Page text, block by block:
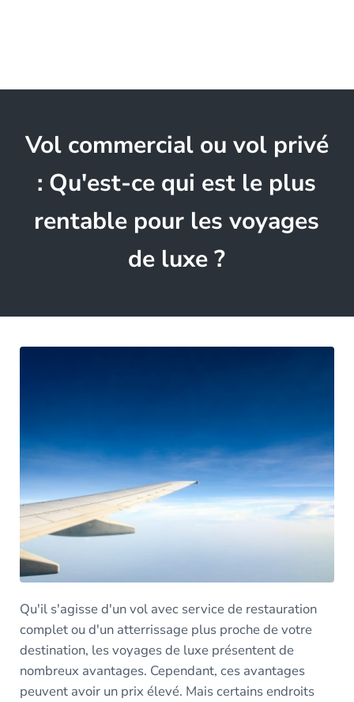
Vol commercial ou vol privé
: Qu'est-ce qui est le plus
rentable pour les voyages
de luxe ?
Qu'il s'agisse d'un vol avec service de restauration
complet ou d'un atterrissage plus proche de votre
destination, les voyages de luxe présentent de
nombreux avantages. Cependant, ces avantages
peuvent avoir un prix élevé. Mais certains endroits